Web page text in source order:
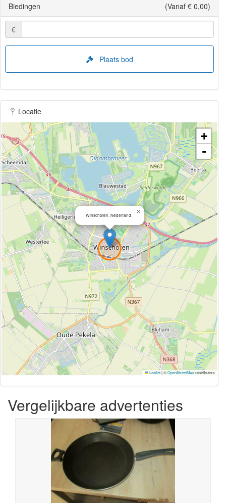
Biedingen (Vanaf € 0,00)
€
Plaats bod
Locatie
Winschoten, Nederland ×
+
-
Leaflet|©OpenStreetMapcontributors
Vergelijkbare advertenties